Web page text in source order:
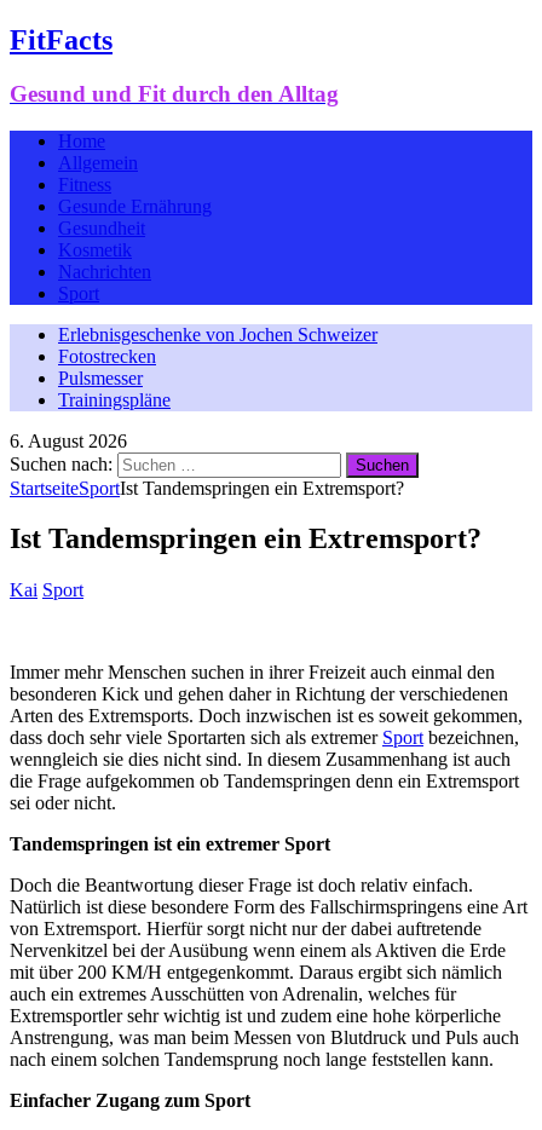
FitFacts
Gesund und Fit durch den Alltag
Home
Allgemein
Fitness
Gesunde Ernährung
Gesundheit
Kosmetik
Nachrichten
Sport
Erlebnisgeschenke von Jochen Schweizer
Fotostrecken
Pulsmesser
Trainingspläne
6. August 2026
Suchen nach:
StartseiteSportIst Tandemspringen ein Extremsport?
Ist Tandemspringen ein Extremsport?
Kai Sport
Immer mehr Menschen suchen in ihrer Freizeit auch einmal den
besonderen Kick und gehen daher in Richtung der verschiedenen
Arten des Extremsports. Doch inzwischen ist es soweit gekommen,
dass doch sehr viele Sportarten sich als extremer Sport bezeichnen,
wenngleich sie dies nicht sind. In diesem Zusammenhang ist auch
die Frage aufgekommen ob Tandemspringen denn ein Extremsport
sei oder nicht.
Tandemspringen ist ein extremer Sport
Doch die Beantwortung dieser Frage ist doch relativ einfach.
Natürlich ist diese besondere Form des Fallschirmspringens eine Art
von Extremsport. Hierfür sorgt nicht nur der dabei auftretende
Nervenkitzel bei der Ausübung wenn einem als Aktiven die Erde
mit über 200 KM/H entgegenkommt. Daraus ergibt sich nämlich
auch ein extremes Ausschütten von Adrenalin, welches für
Extremsportler sehr wichtig ist und zudem eine hohe körperliche
Anstrengung, was man beim Messen von Blutdruck und Puls auch
nach einem solchen Tandemsprung noch lange feststellen kann.
Einfacher Zugang zum Sport